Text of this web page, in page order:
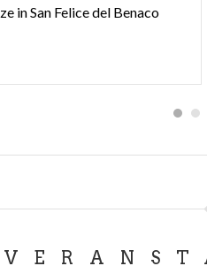
inSan Felicedel Benaco